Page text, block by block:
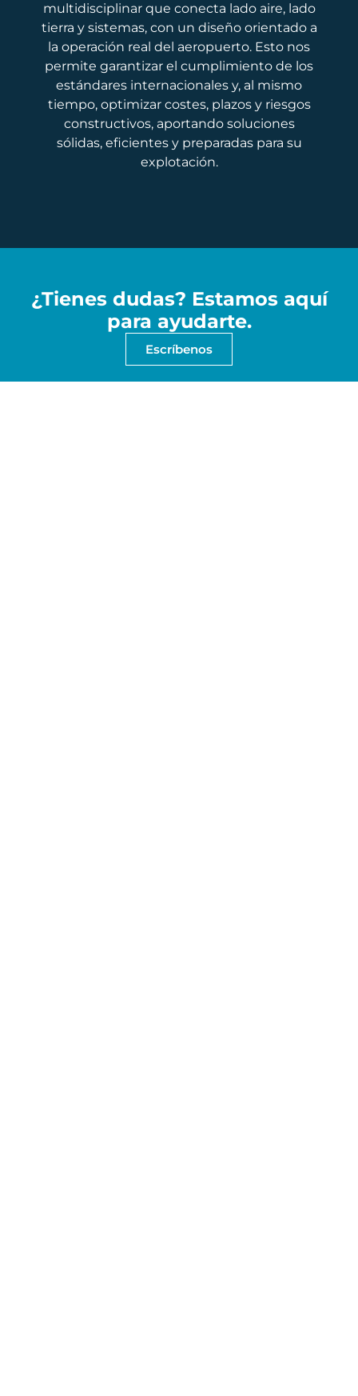
multidisciplinar que conecta lado aire, lado
tierra y sistemas, con un diseño orientado a
la operación real del aeropuerto. Esto nos
permite garantizar el cumplimiento de los
estándares internacionales y, al mismo
tiempo, optimizar costes, plazos y riesgos
constructivos, aportando soluciones
sólidas, eficientes y preparadas para su
explotación.
¿Tienes dudas? Estamos aquí
para ayudarte.
Escríbenos